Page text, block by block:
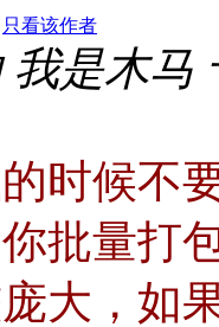
只看该作者
是木马
时候不
批量打
大，如